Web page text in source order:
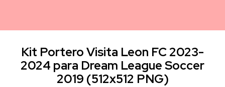
Kit Portero Visita Leon FC 2023-
2024 para Dream League Soccer
2019 (512x512 PNG)